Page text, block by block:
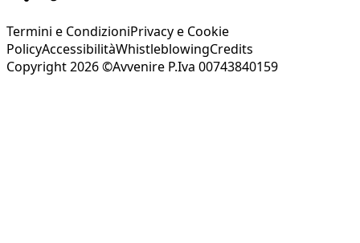
Termini e CondizioniPrivacy e Cookie
PolicyAccessibilitàWhistleblowingCredits
Copyright 2026 ©Avvenire P.Iva 00743840159